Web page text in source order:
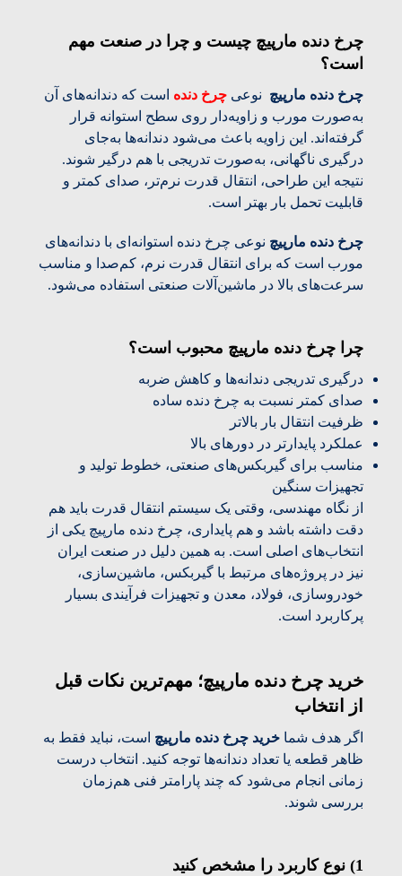
چرخ دنده مارپیچ چیست و چرا در صنعت مهم
است؟
چرخ دنده مارپیچ نوعی چرخ دنده است که دندانه‌های آن
به‌صورت مورب و زاویه‌دار روی سطح استوانه قرار
گرفته‌اند. این زاویه باعث می‌شود دندانه‌ها به‌جای
درگیری ناگهانی، به‌صورت تدریجی با هم درگیر شوند.
نتیجه این طراحی، انتقال قدرت نرم‌تر، صدای کمتر و
قابلیت تحمل بار بهتر است.
چرخ دنده مارپیچ نوعی چرخ دنده استوانه‌ای با دندانه‌های
مورب است که برای انتقال قدرت نرم، کم‌صدا و مناسب
سرعت‌های بالا در ماشین‌آلات صنعتی استفاده می‌شود.
چرا چرخ دنده مارپیچ محبوب است؟
درگیری تدریجی دندانه‌ها و کاهش ضربه
صدای کمتر نسبت به چرخ دنده ساده
ظرفیت انتقال بار بالاتر
عملکرد پایدارتر در دورهای بالا
مناسب برای گیربکس‌های صنعتی، خطوط تولید و
تجهیزات سنگین
از نگاه مهندسی، وقتی یک سیستم انتقال قدرت باید هم
دقت داشته باشد و هم پایداری، چرخ دنده مارپیچ یکی از
انتخاب‌های اصلی است. به همین دلیل در صنعت ایران
نیز در پروژه‌های مرتبط با گیربکس، ماشین‌سازی،
خودروسازی، فولاد، معدن و تجهیزات فرآیندی بسیار
پرکاربرد است.
خرید چرخ دنده مارپیچ؛ مهم‌ترین نکات قبل
از انتخاب
اگر هدف شما خرید چرخ دنده مارپیچ است، نباید فقط به
ظاهر قطعه یا تعداد دندانه‌ها توجه کنید. انتخاب درست
زمانی انجام می‌شود که چند پارامتر فنی هم‌زمان
بررسی شوند.
1) نوع کاربرد را مشخص کنید